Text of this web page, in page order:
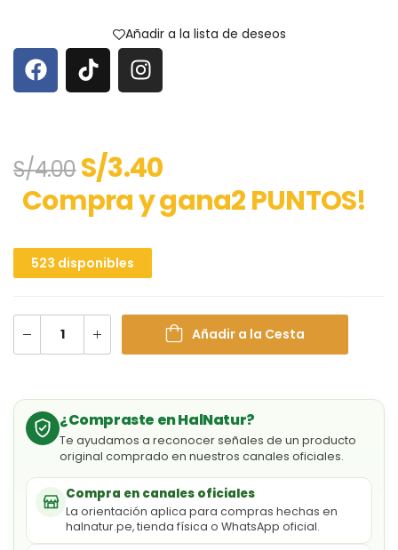
Añadir a la lista de deseos
S/4.00S/3.40
Compra y gana2 PUNTOS!
523 disponibles
Añadir a la Cesta
¿Compraste en HalNatur?
Te ayudamos a reconocer señales de un producto
original comprado en nuestros canales oficiales.
Compra en canales oficiales
La orientación aplica para compras hechas en
halnatur.pe, tienda física o WhatsApp oficial.